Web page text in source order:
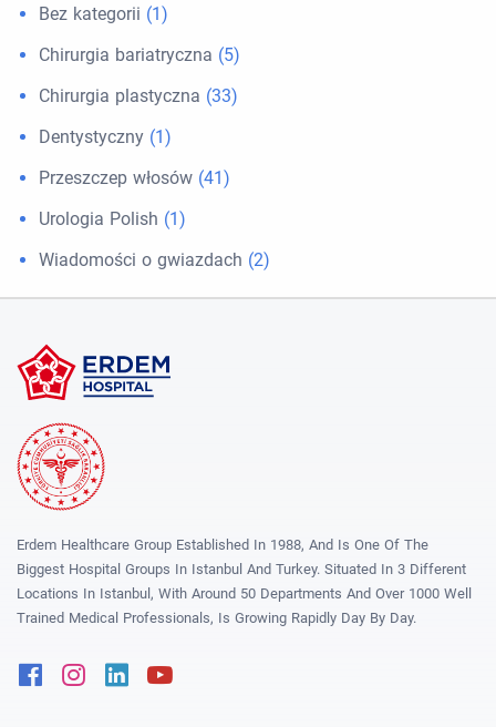
Bez kategorii (1)
Chirurgia bariatryczna (5)
Chirurgia plastyczna (33)
Dentystyczny (1)
Przeszczep włosów (41)
Urologia Polish (1)
Wiadomości o gwiazdach (2)
Erdem Healthcare Group Established In 1988, And Is One Of The
Biggest Hospital Groups In Istanbul And Turkey. Situated In 3 Different
Locations In Istanbul, With Around 50 Departments And Over 1000 Well
Trained Medical Professionals, Is Growing Rapidly Day By Day.
FacebookInstagram
Linkedin